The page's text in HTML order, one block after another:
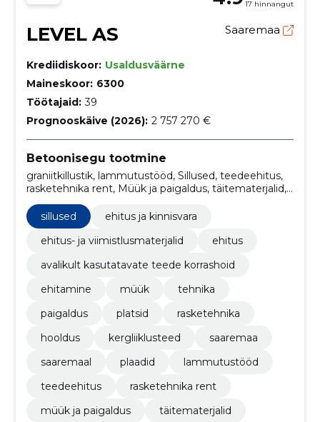
17 hinnangut
LEVEL AS Saaremaa
Krediidiskoor: Usaldusväärne
Maineskoor: 6300
Töötajaid: 39
Prognooskäive (2026): 2 757 270 €
Betoonisegu tootmine
graniitkillustik, lammutustööd, Sillused, teedeehitus,
rasketehnika rent, Müük ja paigaldus, täitematerjalid,
Liiv, kruus, täitepinnas, Paekillustik, kruuskillustik,
täitepinnas
sillused
ehitus ja kinnisvara
ehitus- ja viimistlusmaterjalid
ehitus
avalikult kasutatavate teede korrashoid
ehitamine
müük
tehnika
paigaldus
platsid
rasketehnika
hooldus
kergliiklusteed
saaremaa
saaremaal
plaadid
lammutustööd
teedeehitus
rasketehnika rent
müük ja paigaldus
täitematerjalid